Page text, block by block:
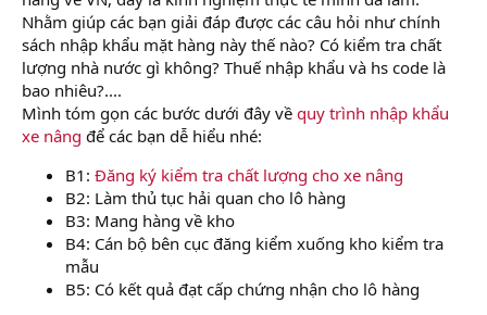
Nhằm giúp các bạn giải đáp được các câu hỏi như chính
sách nhập khẩu mặt hàng này thế nào? Có kiểm tra chất
lượng nhà nước gì không? Thuế nhập khẩu và hs code là
bao nhiêu?....
Mình tóm gọn các bước dưới đây về quy trình nhập khẩu
xe nâng để các bạn dễ hiểu nhé:
B1: Đăng ký kiểm tra chất lượng cho xe nâng
B2: Làm thủ tục hải quan cho lô hàng
B3: Mang hàng về kho
B4: Cán bộ bên cục đăng kiểm xuống kho kiểm tra
mẫu
B5: Có kết quả đạt cấp chứng nhận cho lô hàng